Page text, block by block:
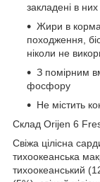
закладені в
Жири в
походження,
ніколи не
З помірним
фосфору
Не містить
Склад Orijen 6
Свіжа цілісна
тихоокеанська
тихоокеанський